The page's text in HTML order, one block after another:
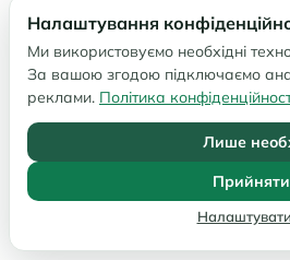
або з оцінкою збереженості
Реабілітація занедбаних
територій, включно з
об’єктів.
Ремонт приватних
будівлі, що відноситься до
Оновлення громадського
частиною
Налаштування
Ми використовуємо необхідні
За вашою згодою підключаємо
реклами. Політика
Налаштувати
Лише